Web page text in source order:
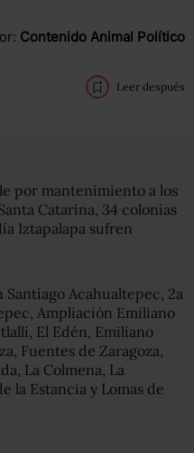
Contenido Animal Político
Leer después
por mantenimiento a los
Catarina, 34 colonias
Iztapalapa sufren
Santiago Acahualtepec, 2a
Ampliación Emiliano
El Edén, Emiliano
Fuentes de Zaragoza,
La Colmena, La
la Estancia y Lomas de